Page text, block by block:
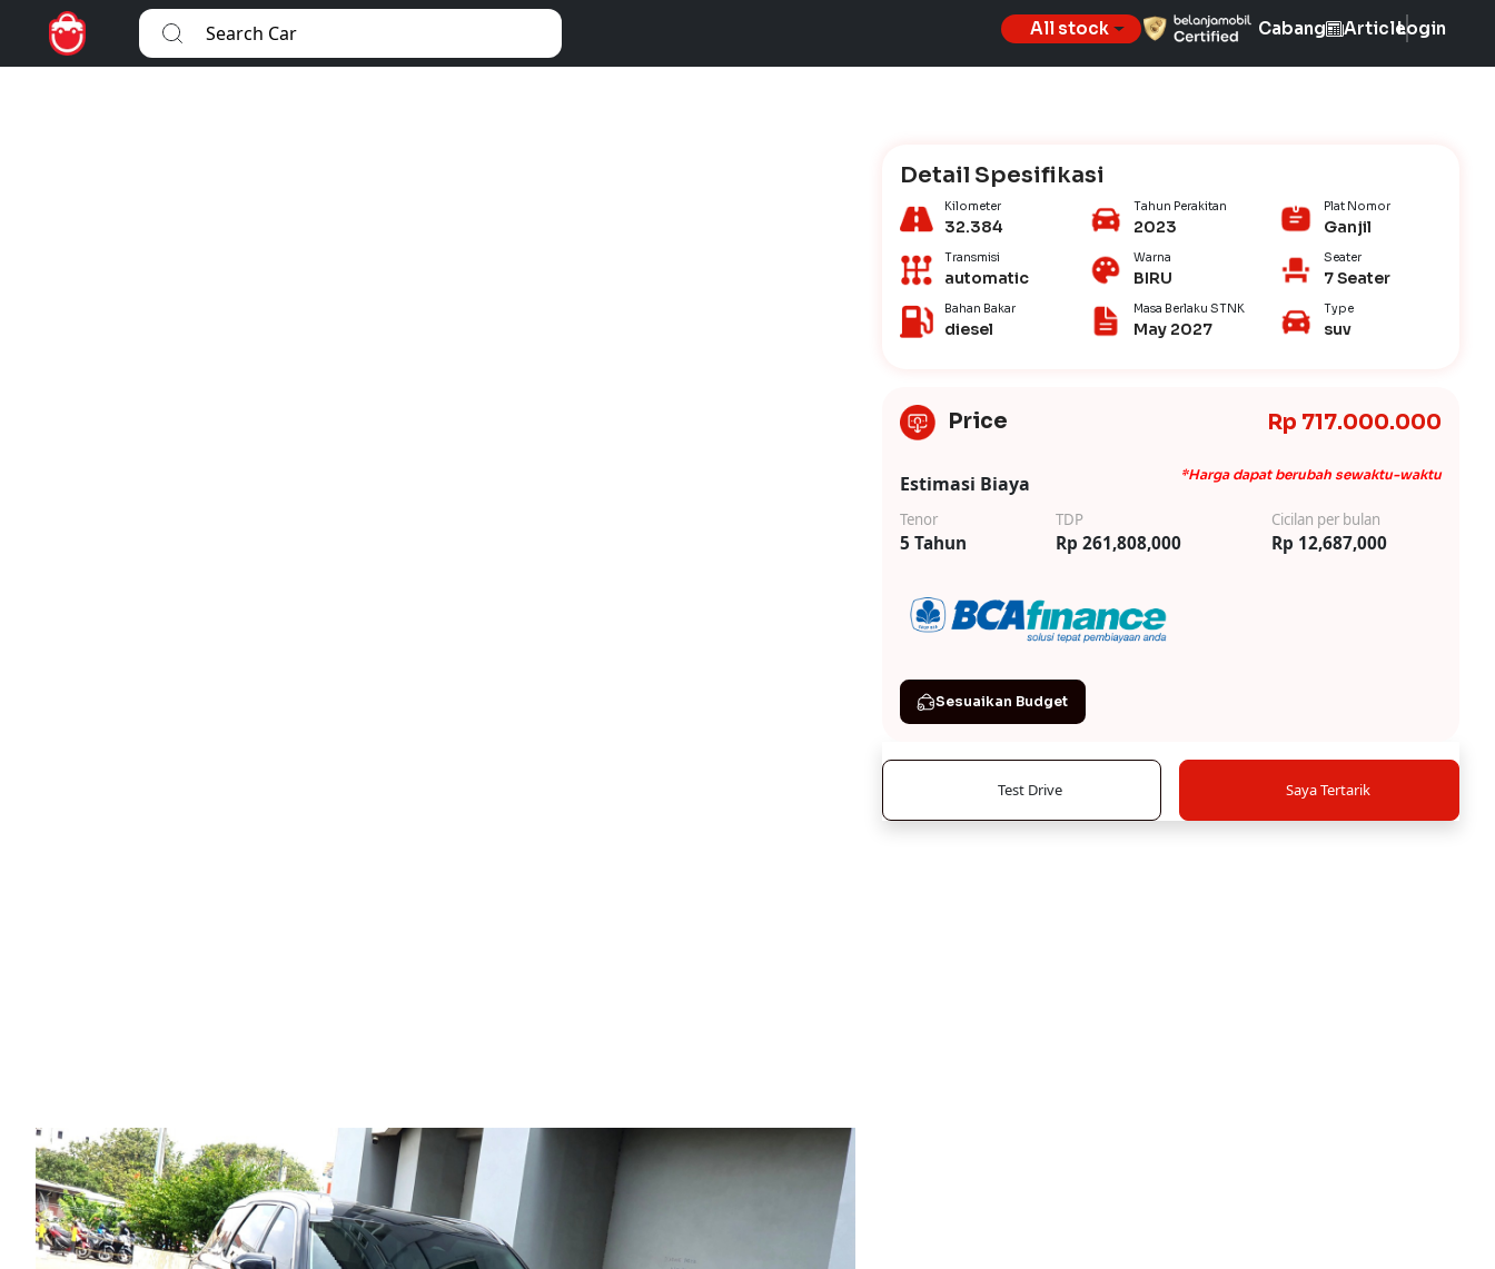
All stock Cabang ArticleLogin
Detail Spesifikasi
Kilometer
32.384
Tahun Perakitan
2023
Plat Nomor
Ganjil
Transmisi
automatic
Warna
BIRU
Seater
7 Seater
Bahan Bakar
diesel
Masa Berlaku STNK
May 2027
Type
suv
Price Rp 717.000.000
Estimasi Biaya *Harga dapat berubah sewaktu-waktu
Tenor
5 Tahun
TDP
Rp 261,808,000
Cicilan per bulan
Rp 12,687,000
Sesuaikan Budget
Test Drive Saya Tertarik